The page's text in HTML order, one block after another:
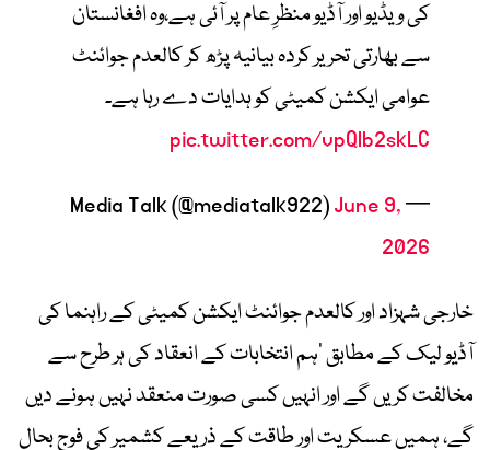
کی ویڈیو اور آڈیو منظرِ عام پر آئی ہے،وہ افغانستان
سے بھارتی تحریر کردہ بیانیہ پڑھ کر کالعدم جوائنٹ
عوامی ایکشن کمیٹی کو ہدایات دے رہا ہے۔
pic.twitter.com/vpQlb2skLC
— Media Talk (@mediatalk922)
June 9,
2026
خارجی شہزاد اور کالعدم جوائنٹ ایکشن کمیٹی کے راہنما کی
آڈیو لیک کے مطابق ’ہم انتخابات کے انعقاد کی ہر طرح سے
مخالفت کریں گے اور انہیں کسی صورت منعقد نہیں ہونے دیں
گے، ہمیں عسکریت اور طاقت کے ذریعے کشمیر کی فوج بحال